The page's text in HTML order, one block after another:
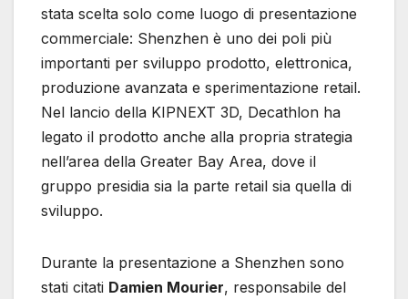
stata scelta solo come luogo di presentazione
commerciale: Shenzhen è uno dei poli più
importanti per sviluppo prodotto, elettronica,
produzione avanzata e sperimentazione retail.
Nel lancio della KIPNEXT 3D, Decathlon ha
legato il prodotto anche alla propria strategia
nell’area della Greater Bay Area, dove il
gruppo presidia sia la parte retail sia quella di
sviluppo.
Durante la presentazione a Shenzhen sono
stati citati Damien Mourier, responsabile del